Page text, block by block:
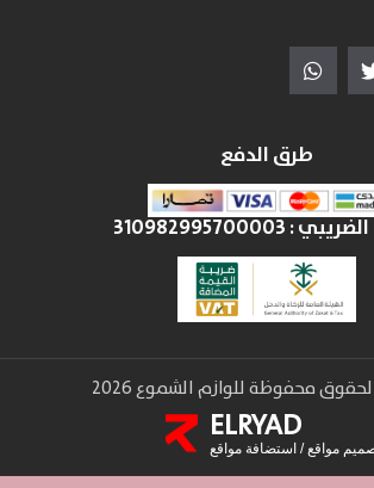
طرق الدفع
الضريبي :310982995700003
محفوظة للوازم الشموع 2026
ELRYADمواقع/استضافة مواقع